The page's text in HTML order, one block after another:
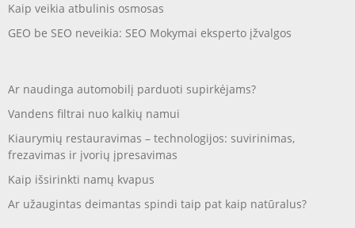
Kaip veikia atbulinis osmosas
GEO be SEO neveikia: SEO Mokymai eksperto įžvalgos
Ar naudinga automobilį parduoti supirkėjams?
Vandens filtrai nuo kalkių namui
Kiaurymių restauravimas – technologijos: suvirinimas,
frezavimas ir įvorių įpresavimas
Kaip išsirinkti namų kvapus
Ar užaugintas deimantas spindi taip pat kaip natūralus?